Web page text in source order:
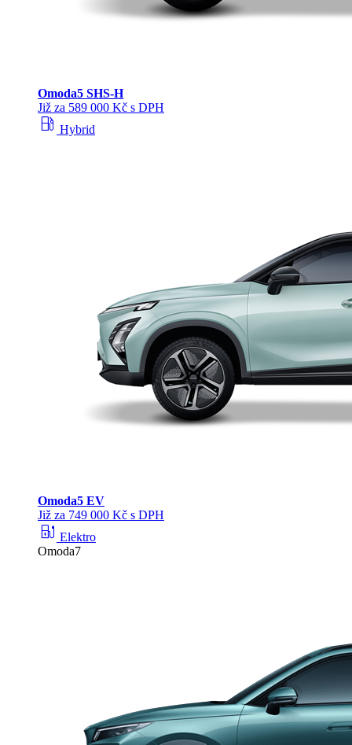
Omoda5 SHS‑H
Již za 589 000 Kč s DPH
local_gas_station Hybrid
Omoda5 EV
Již za 749 000 Kč s DPH
ev_station Elektro
Omoda7